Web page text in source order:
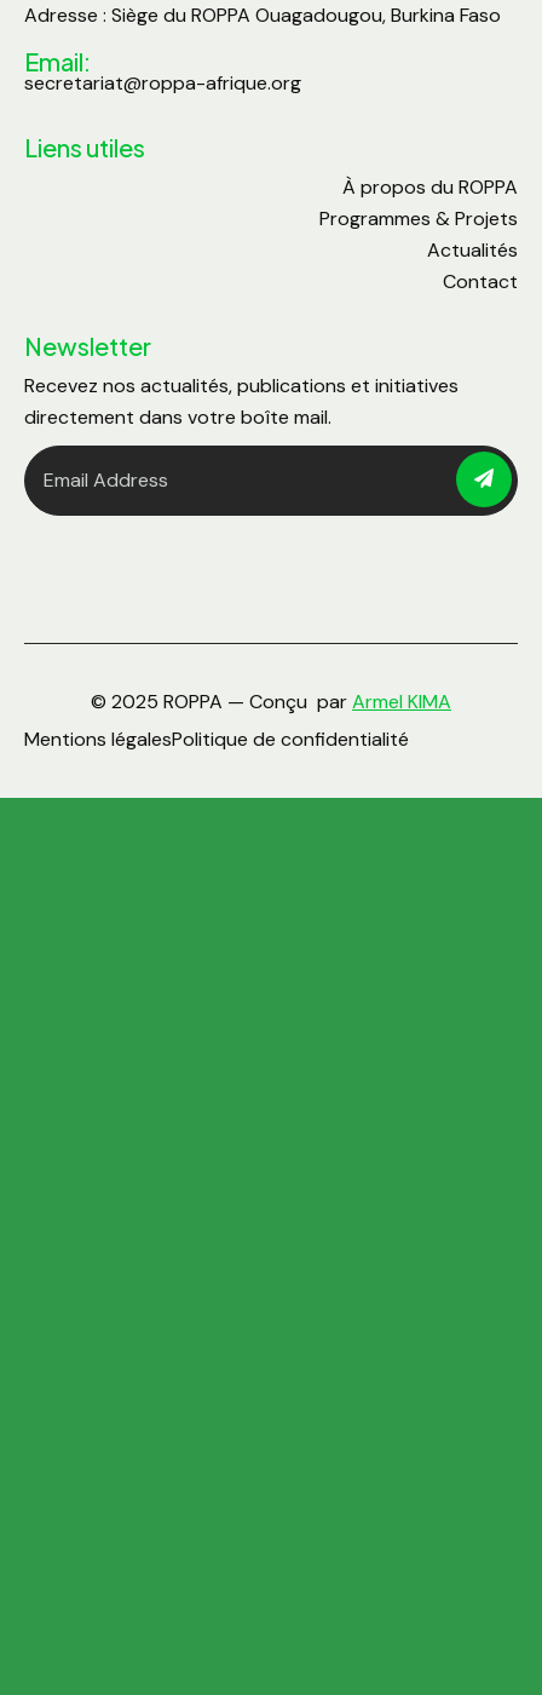
Adresse : Siège du ROPPA Ouagadougou, Burkina Faso
Email:
secretariat@roppa-afrique.org
Liens utiles
À propos du ROPPA
Programmes & Projets
Actualités
Contact
Newsletter
Recevez nos actualités, publications et initiatives
directement dans votre boîte mail.
© 2025 ROPPA — Conçu parArmel KIMA
Mentions légalesPolitique de confidentialité